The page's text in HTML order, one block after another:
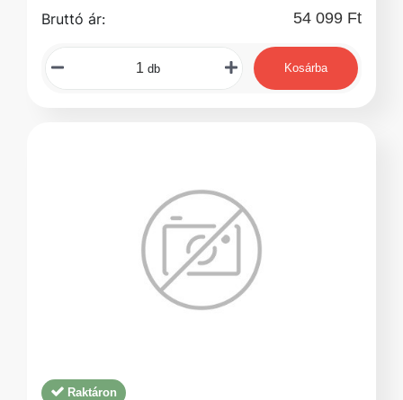
Bruttó ár: 54 099 Ft
db Kosárba
Raktáron